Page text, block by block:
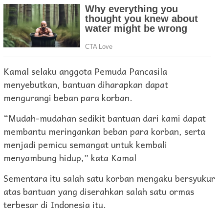
Kamal selaku anggota Pemuda Pancasila
menyebutkan, bantuan diharapkan dapat
mengurangi beban para korban.
“Mudah-mudahan sedikit bantuan dari kami dapat
membantu meringankan beban para korban, serta
menjadi pemicu semangat untuk kembali
menyambung hidup,” kata Kamal
Sementara itu salah satu korban mengaku bersyukur
atas bantuan yang diserahkan salah satu ormas
terbesar di Indonesia itu.